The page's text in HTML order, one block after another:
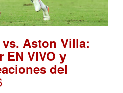
Aston Villa:
EN VIVO y
del